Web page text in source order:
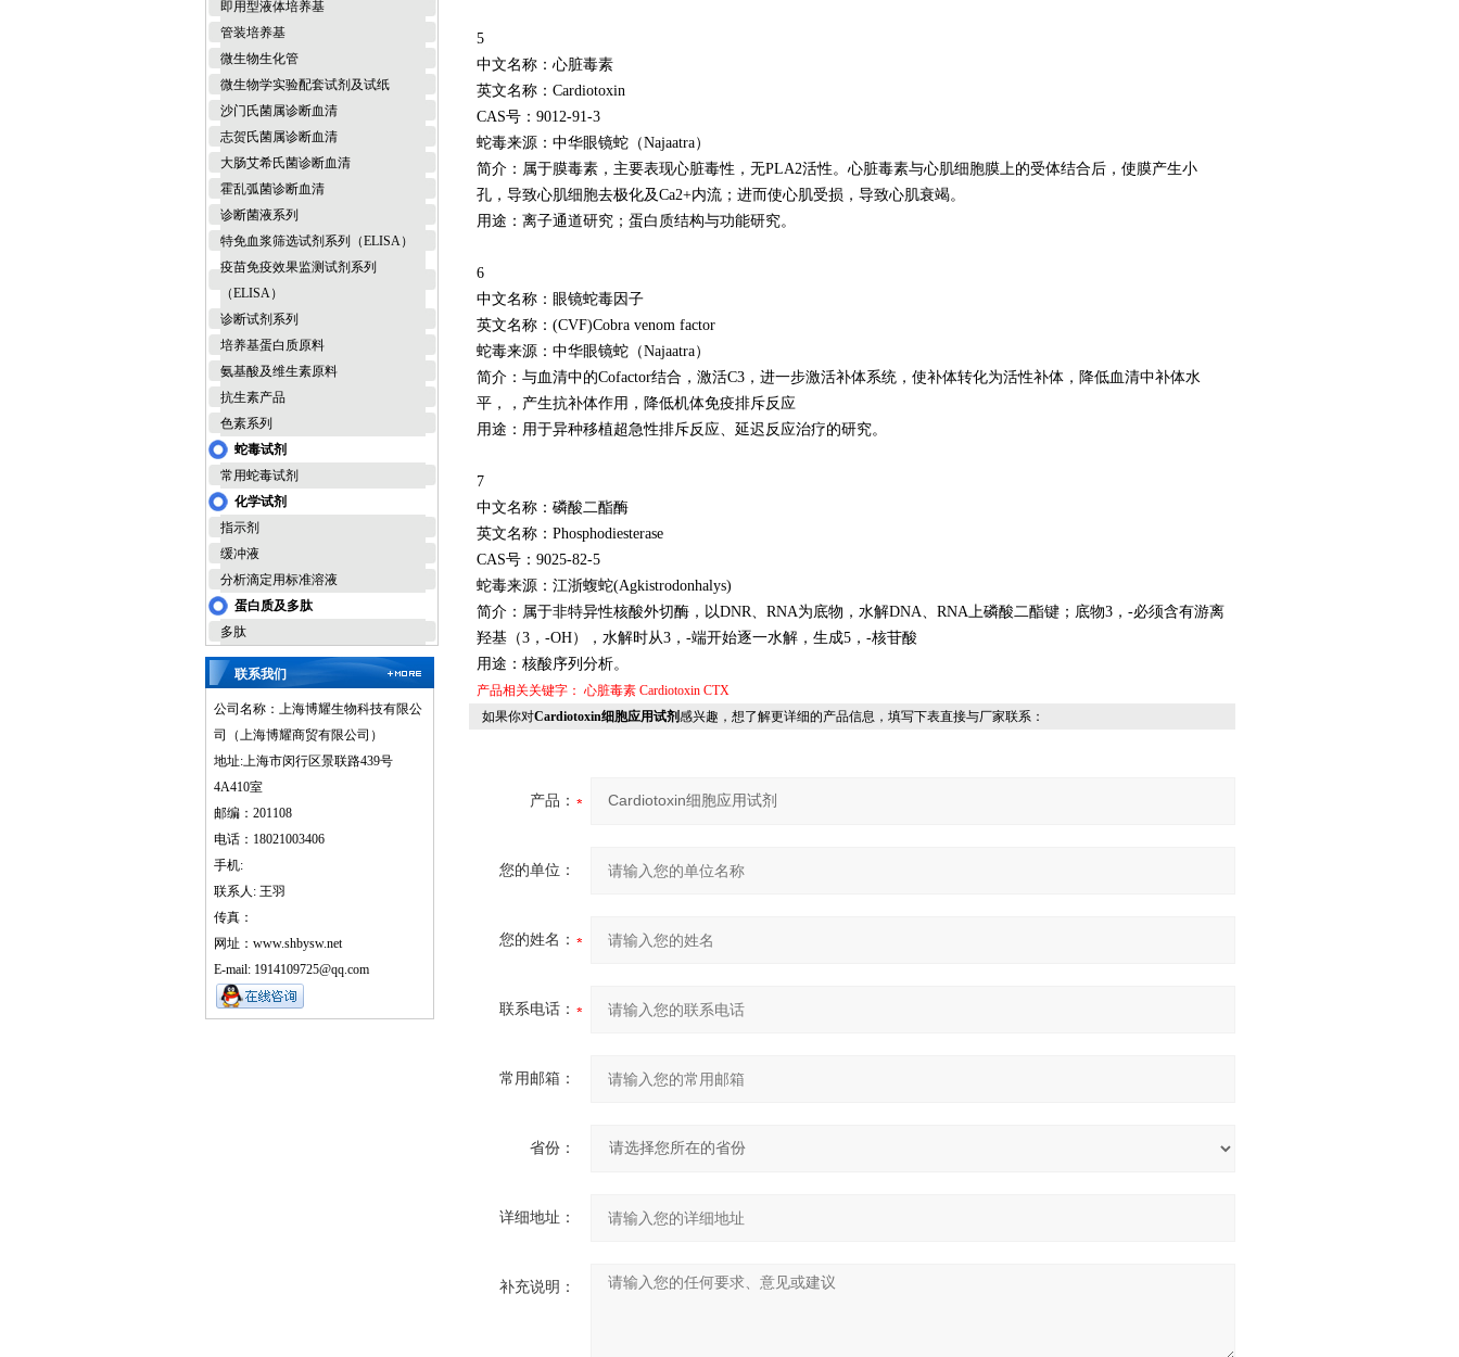
即用型液体培养基
管装培养基
微生物生化管
微生物学实验配套试剂及试纸
沙门氏菌属诊断血清
志贺氏菌属诊断血清
大肠艾希氏菌诊断血清
霍乱弧菌诊断血清
诊断菌液系列
特免血浆筛选试剂系列（ELISA）
疫苗免疫效果监测试剂系列
（ELISA）
诊断试剂系列
培养基蛋白质原料
氨基酸及维生素原料
抗生素产品
色素系列
蛇毒试剂
常用蛇毒试剂
化学试剂
指示剂
缓冲液
分析滴定用标准溶液
蛋白质及多肽
多肽
联系我们
公司名称：上海博耀生物科技有限公
司（上海博耀商贸有限公司）
地址:上海市闵行区景联路439号
4A410室
邮编：201108
电话：18021003406
手机:
联系人: 王羽
传真：
网址：www.shbysw.net
E-mail: 1914109725@qq.com
5
中文名称：心脏毒素
英文名称：Cardiotoxin
CAS号：9012-91-3
蛇毒来源：中华眼镜蛇（Najaatra）
简介：属于膜毒素，主要表现心脏毒性，无PLA2活性。心脏毒素与心肌细胞膜上的受体结合后，使膜产生小
孔，导致心肌细胞去极化及Ca2+内流；进而使心肌受损，导致心肌衰竭。
用途：离子通道研究；蛋白质结构与功能研究。
6
中文名称：眼镜蛇毒因子
英文名称：(CVF)Cobra venom factor
蛇毒来源：中华眼镜蛇（Najaatra）
简介：与血清中的Cofactor结合，激活C3，进一步激活补体系统，使补体转化为活性补体，降低血清中补体水
平，，产生抗补体作用，降低机体免疫排斥反应
用途：用于异种移植超急性排斥反应、延迟反应治疗的研究。
7
中文名称：磷酸二酯酶
英文名称：Phosphodiesterase
CAS号：9025-82-5
蛇毒来源：江浙蝮蛇(Agkistrodonhalys)
简介：属于非特异性核酸外切酶，以DNR、RNA为底物，水解DNA、RNA上磷酸二酯键；底物3，-必须含有游离
羟基（3，-OH），水解时从3，-端开始逐一水解，生成5，-核苷酸
用途：核酸序列分析。
产品相关关键字： 心脏毒素 Cardiotoxin CTX
如果你对Cardiotoxin细胞应用试剂感兴趣，想了解更详细的产品信息，填写下表直接与厂家联系：
产品：
您的单位：
您的姓名：
联系电话：
常用邮箱：
省份：
详细地址：
补充说明：